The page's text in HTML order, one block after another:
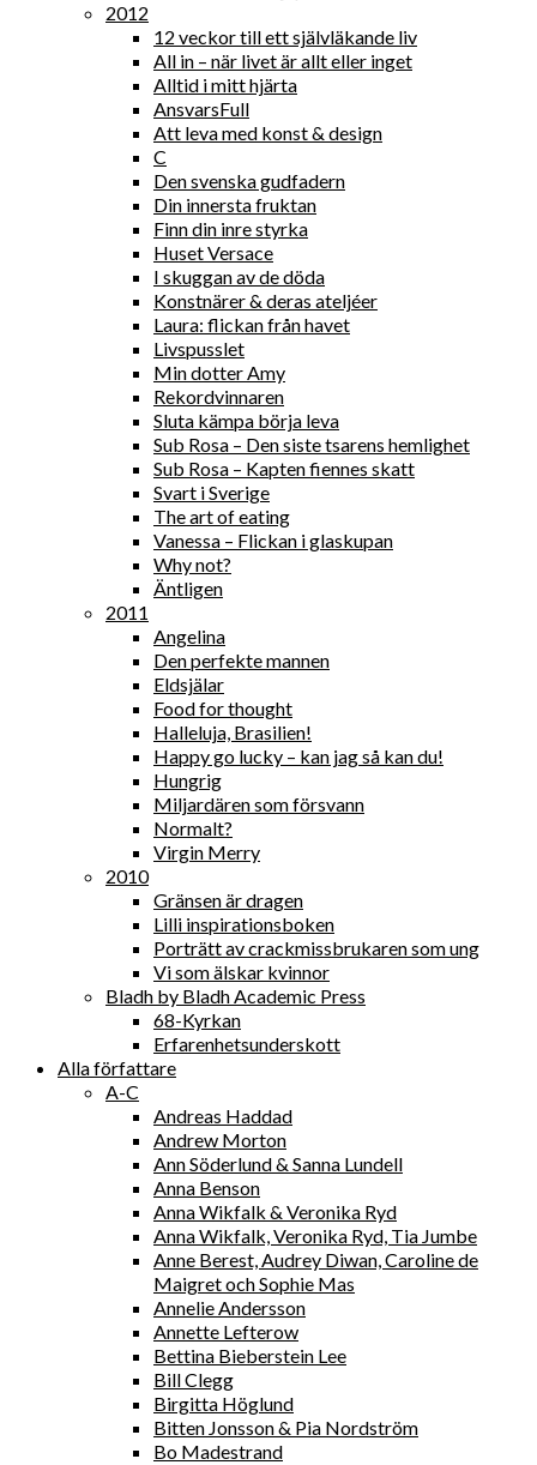
2012
12 veckor till ett självläkande liv
All in – när livet är allt eller inget
Alltid i mitt hjärta
AnsvarsFull
Att leva med konst & design
C
Den svenska gudfadern
Din innersta fruktan
Finn din inre styrka
Huset Versace
I skuggan av de döda
Konstnärer & deras ateljéer
Laura: flickan från havet
Livspusslet
Min dotter Amy
Rekordvinnaren
Sluta kämpa börja leva
Sub Rosa – Den siste tsarens hemlighet
Sub Rosa – Kapten fiennes skatt
Svart i Sverige
The art of eating
Vanessa – Flickan i glaskupan
Why not?
Äntligen
2011
Angelina
Den perfekte mannen
Eldsjälar
Food for thought
Halleluja, Brasilien!
Happy go lucky – kan jag så kan du!
Hungrig
Miljardären som försvann
Normalt?
Virgin Merry
2010
Gränsen är dragen
Lilli inspirationsboken
Porträtt av crackmissbrukaren som ung
Vi som älskar kvinnor
Bladh by Bladh Academic Press
68-Kyrkan
Erfarenhetsunderskott
Alla författare
A-C
Andreas Haddad
Andrew Morton
Ann Söderlund & Sanna Lundell
Anna Benson
Anna Wikfalk & Veronika Ryd
Anna Wikfalk, Veronika Ryd, Tia Jumbe
Anne Berest, Audrey Diwan, Caroline de
Maigret och Sophie Mas
Annelie Andersson
Annette Lefterow
Bettina Bieberstein Lee
Bill Clegg
Birgitta Höglund
Bitten Jonsson & Pia Nordström
Bo Madestrand